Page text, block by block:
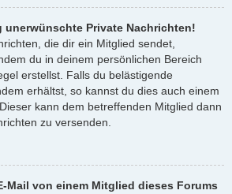
unerwünschte Private Nachrichten!
die dir ein Mitglied sendet,
du in deinem persönlichen Bereich
erstellst. Falls du belästigende
erhältst, so kannst du dies auch einem
kann dem betreffenden Mitglied dann
zu versenden.
Mail von einem Mitglied dieses Forums